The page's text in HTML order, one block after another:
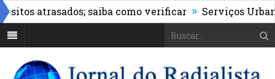
atrasados; saiba como verificar » Serviços Urbanos